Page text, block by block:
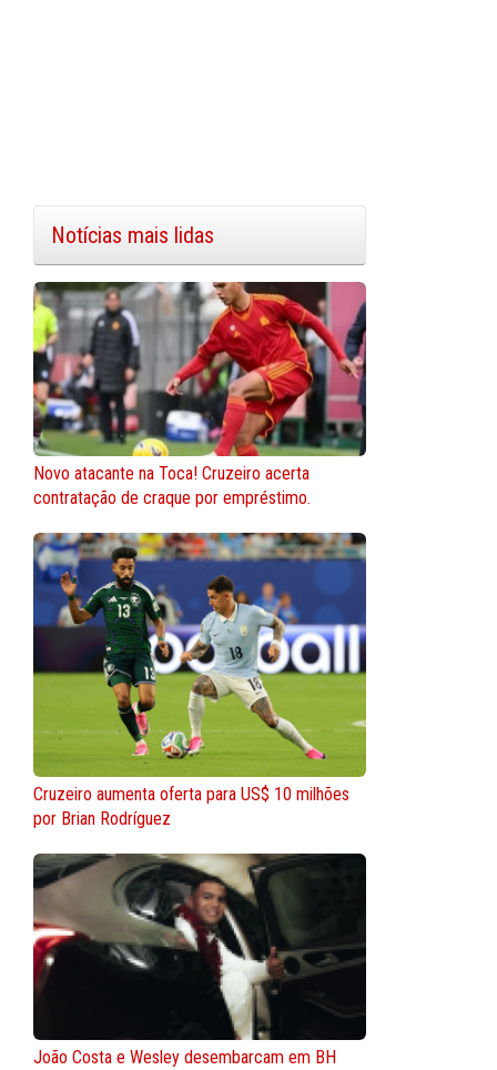
Notícias mais lidas
Novo atacante na Toca! Cruzeiro acerta
contratação de craque por empréstimo.
Cruzeiro aumenta oferta para US$ 10 milhões
por Brian Rodríguez
João Costa e Wesley desembarcam em BH